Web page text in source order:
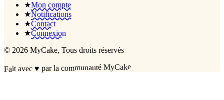
★Mon compte
★Notifications
★Contact
★Connexion
© 2026 MyCake, Tous droits réservés
Fait avec♥ par la communauté MyCake